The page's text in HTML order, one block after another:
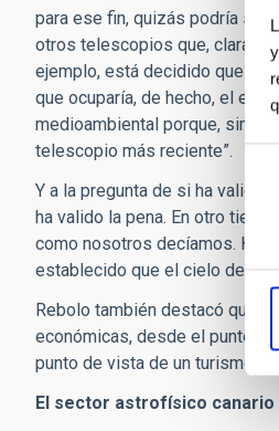
para ese fin, quizás podría ser
otros telescopios que,
ejemplo, está decidido que el
que ocuparía, de hecho, el
medioambiental porque,
telescopio más reciente”.
Y a la pregunta de si ha valido
ha valido la pena. En otro
como nosotros decíamos. Hoy
establecido que el cielo de La
Rebolo también destacó que
económicas, desde el punto
punto de vista de un turismo
El sector astrofísico canario